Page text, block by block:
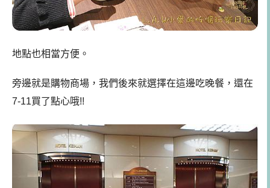
地點也相當方便。
旁邊就是購物商場，我們後來就選擇在這邊吃晚餐，還在
7-11買了點心哦!!